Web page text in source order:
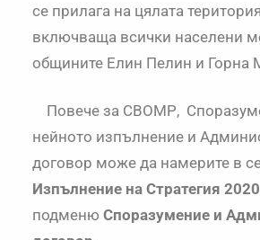
се прилага на цялата
включваща всички населени
общините Елин Пелин и Горна
Повече за СВОМР,
нейното изпълнение и
договор може да намерите в
Изпълнение на Стратегия
подменю Споразумение и